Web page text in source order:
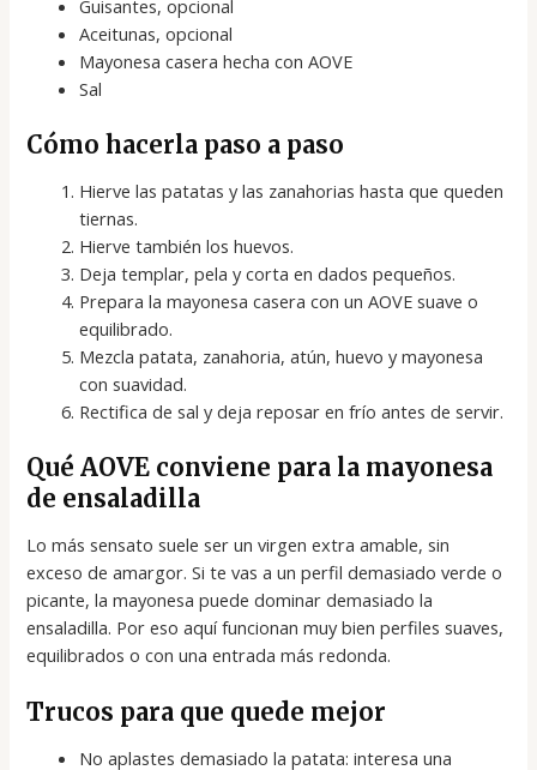
Guisantes, opcional
Aceitunas, opcional
Mayonesa casera hecha con AOVE
Sal
Cómo hacerla paso a paso
Hierve las patatas y las zanahorias hasta que queden
tiernas.
Hierve también los huevos.
Deja templar, pela y corta en dados pequeños.
Prepara la mayonesa casera con un AOVE suave o
equilibrado.
Mezcla patata, zanahoria, atún, huevo y mayonesa
con suavidad.
Rectifica de sal y deja reposar en frío antes de servir.
Qué AOVE conviene para la mayonesa
de ensaladilla
Lo más sensato suele ser un virgen extra amable, sin
exceso de amargor. Si te vas a un perfil demasiado verde o
picante, la mayonesa puede dominar demasiado la
ensaladilla. Por eso aquí funcionan muy bien perfiles suaves,
equilibrados o con una entrada más redonda.
Trucos para que quede mejor
No aplastes demasiado la patata: interesa una